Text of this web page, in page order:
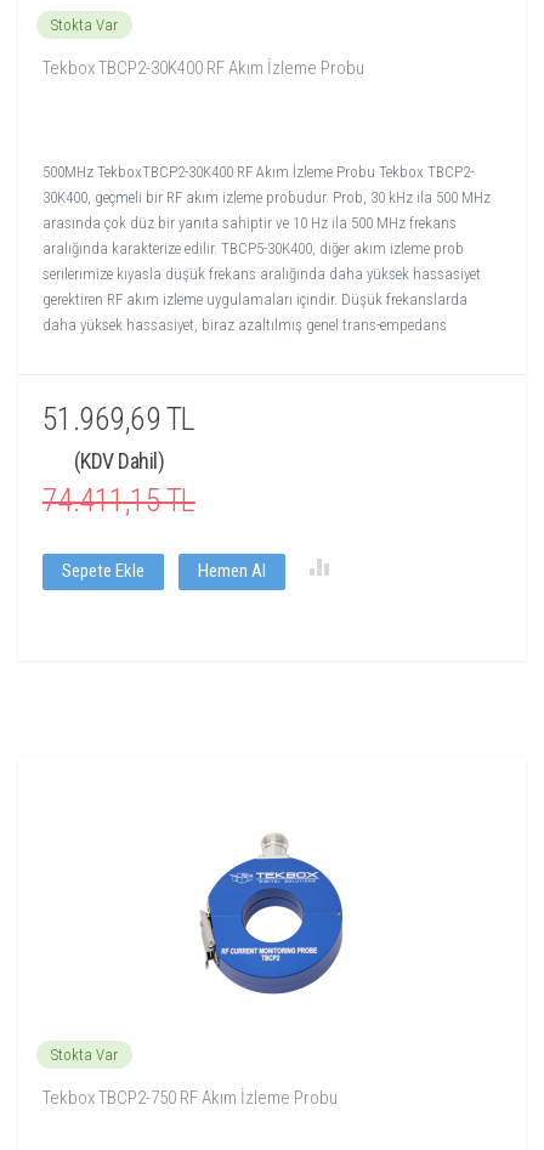
Stokta Var
Tekbox TBCP2-30K400 RF Akım İzleme Probu
500MHz TekboxTBCP2-30K400 RF Akım İzleme Probu Tekbox TBCP2-
30K400, geçmeli bir RF akım izleme probudur. Prob, 30 kHz ila 500 MHz
arasında çok düz bir yanıta sahiptir ve 10 Hz ila 500 MHz frekans
aralığında karakterize edilir. TBCP5-30K400, diğer akım izleme prob
serilerimize kıyasla düşük frekans aralığında daha yüksek hassasiyet
gerektiren RF akım izleme uygulamaları içindir. Düşük frekanslarda
daha yüksek hassasiyet, biraz azaltılmış genel trans-empedans
51.969,69 TL
(KDV Dahil)
74.411,15 TL
Sepete Ekle Hemen Al
Stokta Var
Tekbox TBCP2-750 RF Akım İzleme Probu